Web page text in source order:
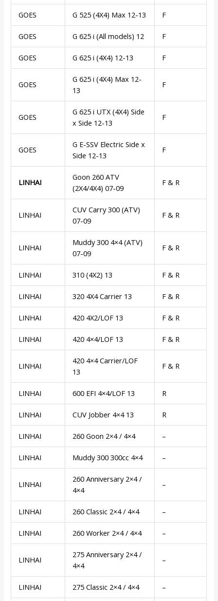
GOES G 525 (4X4) Max 12-13 F
GOES G 625 i (All models) 12 F
GOES G 625 i (4X4) 12-13 F
GOES
G 625 i (4X4) Max 12-
13
F
GOES
G 625 i UTX (4X4) Side
x Side 12-13
F
GOES
G E-SSV Electric Side x
Side 12-13
F
LINHAI
Goon 260 ATV
(2X4/4X4) 07-09
F & R
LINHAI
CUV Carry 300 (ATV)
07-09
F & R
LINHAI
Muddy 300 4×4 (ATV)
07-09
F & R
LINHAI 310 (4X2) 13 F & R
LINHAI 320 4X4 Carrier 13 F & R
LINHAI 420 4X2/LOF 13 F & R
LINHAI 420 4×4/LOF 13 F & R
LINHAI
420 4×4 Carrier/LOF
13
F & R
LINHAI 600 EFI 4×4/LOF 13 R
LINHAI CUV Jobber 4×4 13 R
LINHAI 260 Goon 2×4 / 4×4 –
LINHAI Muddy 300 300cc 4×4 –
LINHAI
260 Anniversary 2×4 /
4×4
–
LINHAI 260 Classic 2×4 / 4×4 –
LINHAI 260 Worker 2×4 / 4×4 –
LINHAI
275 Anniversary 2×4 /
4×4
–
LINHAI 275 Classic 2×4 / 4×4 –